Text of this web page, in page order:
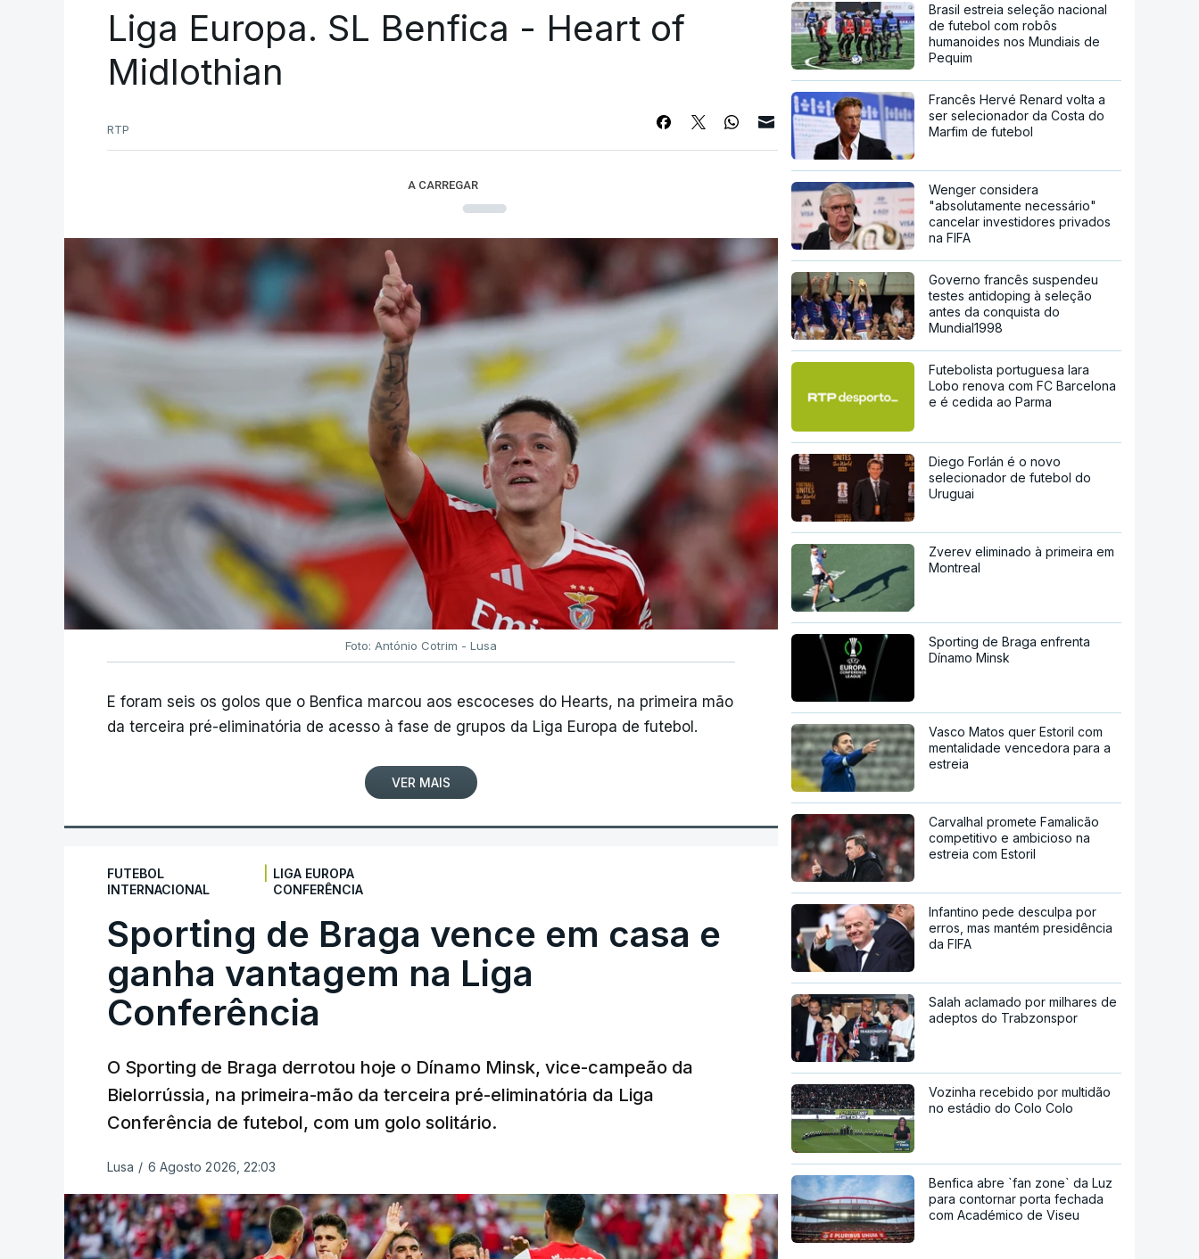
Liga Europa. SL Benfica - Heart of
Midlothian
RTP
A CARREGAR
Foto: António Cotrim - Lusa
E foram seis os golos que o Benfica marcou aos escoceses do Hearts, na primeira mão
da terceira pré-eliminatória de acesso à fase de grupos da Liga Europa de futebol.
VER MAIS
FUTEBOL
INTERNACIONAL
LIGA EUROPA
CONFERÊNCIA
Sporting de Braga vence em casa e
ganha vantagem na Liga
Conferência
O Sporting de Braga derrotou hoje o Dínamo Minsk, vice-campeão da
Bielorrússia, na primeira-mão da terceira pré-eliminatória da Liga
Conferência de futebol, com um golo solitário.
Lusa / 6 Agosto 2026, 22:03
Brasil estreia seleção nacional
de futebol com robôs
humanoides nos Mundiais de
Pequim
Francês Hervé Renard volta a
ser selecionador da Costa do
Marfim de futebol
Wenger considera
"absolutamente necessário"
cancelar investidores privados
na FIFA
Governo francês suspendeu
testes antidoping à seleção
antes da conquista do
Mundial1998
Futebolista portuguesa Iara
Lobo renova com FC Barcelona
e é cedida ao Parma
Diego Forlán é o novo
selecionador de futebol do
Uruguai
Zverev eliminado à primeira em
Montreal
Sporting de Braga enfrenta
Dínamo Minsk
Vasco Matos quer Estoril com
mentalidade vencedora para a
estreia
Carvalhal promete Famalicão
competitivo e ambicioso na
estreia com Estoril
Infantino pede desculpa por
erros, mas mantém presidência
da FIFA
Salah aclamado por milhares de
adeptos do Trabzonspor
Vozinha recebido por multidão
no estádio do Colo Colo
Benfica abre `fan zone` da Luz
para contornar porta fechada
com Académico de Viseu